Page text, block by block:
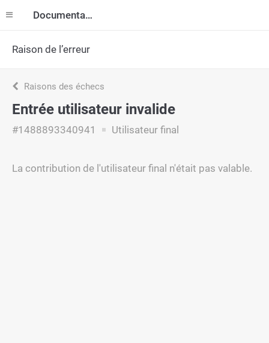
Documentation
Raison de l’erreur
Raisons des échecs
Entrée utilisateur invalide
#1488893340941 Utilisateur final
La contribution de l'utilisateur final n'était pas valable.